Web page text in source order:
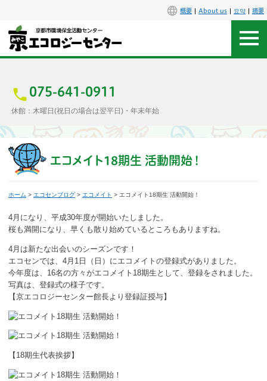
概要 About us 요약 摘要
075-641-0911
休館：木曜日(祝日の場合は翌平日)・年末年始
アクセス
施設案内
イベント
ボランティア
活動支援
エコメイト18期生 活動開始！
ホーム > エコセンブログ > エコメイト > エコメイト18期生 活動開始！
4月になり、平成30年度が開始いたしました。
桜も満開になり、早くも散り始めているところもありますね。
4月は新たな出会いのシーズンです！
エコセンでは、4月1日（日）にエコメイトの登録式がありました。
今年度は、16名の方々がエコメイト18期生として、登録をされました。
写真は、登録式の様子です。
【京エコロジーセンター館長より登録証授与】
【18期生代表挨拶】